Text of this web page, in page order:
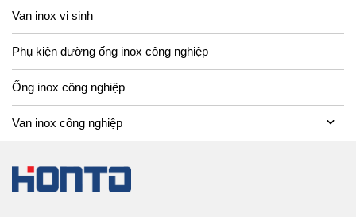
Van inox vi sinh
Phụ kiện đường ống inox công nghiệp
Ống inox công nghiệp
Van inox công nghiệp